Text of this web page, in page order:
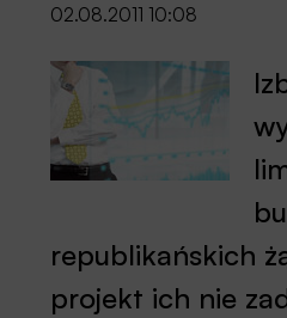
02.08.2011 10:08
republikańskich
projekt ich nie